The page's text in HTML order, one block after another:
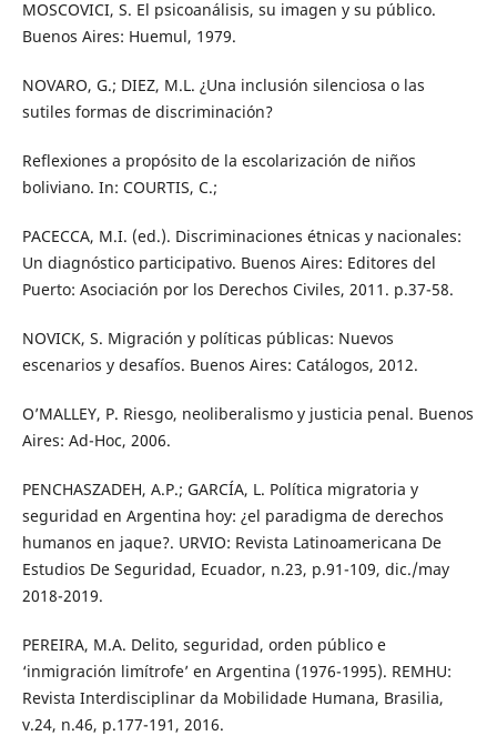
MOSCOVICI, S. El psicoanálisis, su imagen y su público.
Buenos Aires: Huemul, 1979.
NOVARO, G.; DIEZ, M.L. ¿Una inclusión silenciosa o las
sutiles formas de discriminación?
Reflexiones a propósito de la escolarización de niños
boliviano. In: COURTIS, C.;
PACECCA, M.I. (ed.). Discriminaciones étnicas y nacionales:
Un diagnóstico participativo. Buenos Aires: Editores del
Puerto: Asociación por los Derechos Civiles, 2011. p.37-58.
NOVICK, S. Migración y políticas públicas: Nuevos
escenarios y desafíos. Buenos Aires: Catálogos, 2012.
O’MALLEY, P. Riesgo, neoliberalismo y justicia penal. Buenos
Aires: Ad-Hoc, 2006.
PENCHASZADEH, A.P.; GARCÍA, L. Política migratoria y
seguridad en Argentina hoy: ¿el paradigma de derechos
humanos en jaque?. URVIO: Revista Latinoamericana De
Estudios De Seguridad, Ecuador, n.23, p.91-109, dic./may
2018-2019.
PEREIRA, M.A. Delito, seguridad, orden público e
‘inmigración limítrofe’ en Argentina (1976-1995). REMHU:
Revista Interdisciplinar da Mobilidade Humana, Brasilia,
v.24, n.46, p.177-191, 2016.